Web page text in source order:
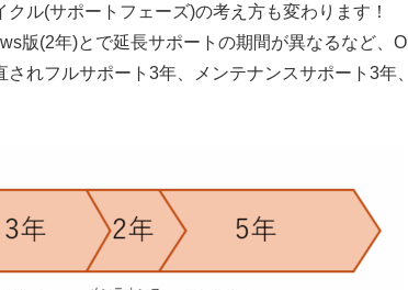
ル(サポートフェーズ)の考え方も変わります！
版(2年)とで延長サポートの期間が異なるなど、
されフルサポート3年、メンテナンスサポート3年